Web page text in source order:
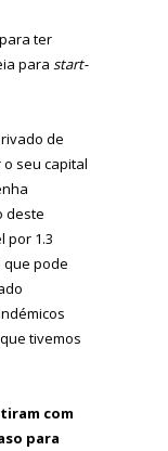
ter
para start-
de
seu capital
deste
por 1.3
que pode
tivemos
com
para